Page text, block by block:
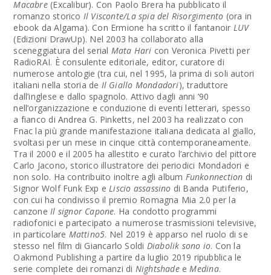
Macabre(Excalibur). Con Paolo Brera ha pubblicato il
romanzo storico Il Visconte/La spia del Risorgimento (ora in
ebook da Algama). Con Ermione ha scritto il fantanoir LUV
(Edizioni DrawUp). Nel 2003 ha collaborato alla
sceneggiatura del serial Mata Hari con Veronica Pivetti per
RadioRAI. È consulente editoriale, editor, curatore di
numerose antologie (tra cui, nel 1995, la prima di soli autori
italiani nella storia de Il Giallo Mondadori), traduttore
dall’inglese e dallo spagnolo. Attivo dagli anni ’90
nell’organizzazione e conduzione di eventi letterari, spesso
a fianco di Andrea G. Pinketts, nel 2003 ha realizzato con
Fnac la più grande manifestazione italiana dedicata al giallo,
svoltasi per un mese in cinque città contemporaneamente.
Tra il 2000 e il 2005 ha allestito e curato l’archivio del pittore
Carlo Jacono, storico illustratore dei periodici Mondadori e
non solo. Ha contribuito inoltre agli album Funkonnection di
Signor Wolf Funk Exp eLiscio assassino di Banda Putiferio,
con cui ha condivisso il premio Romagna Mia 2.0 per la
canzoneIl signor Capone. Ha condotto programmi
radiofonici e partecipato a numerose trasmissioni televisive,
in particolare Mattino5. Nel 2019 è apparso nel ruolo di se
stesso nel film di Giancarlo Soldi Diabolik sono io. Con la
Oakmond Publishing a partire da luglio 2019 ripubblica le
serie complete dei romanzi di NightshadeeMedina.